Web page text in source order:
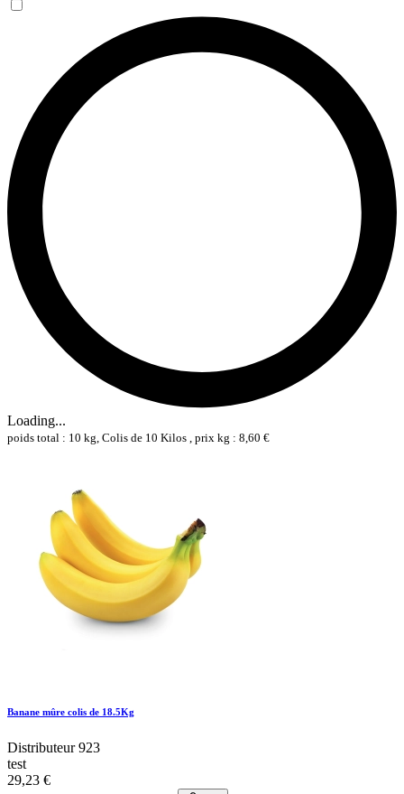
Loading...
poids total : 10 kg, Colis de 10 Kilos , prix kg : 8,60 €
Banane mûre colis de 18.5Kg
Distributeur 923
test
29,23 €